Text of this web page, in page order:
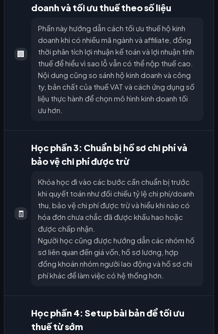
🏢
doanh và tối ưu thuế theo số liệu
Phần này hướng dẫn cách tối ưu thuế hộ kinh
doanh khi có nhiều mã ngành và affiliate, đồng
thời phân tích lợi nhuận kế toán và lợi nhuận tính
thuế để hiểu vì sao lỗ vẫn có thể nộp thuế cao.
Nội dung cũng so sánh hộ kinh doanh và công
ty, bản chất của thuế VAT và cách ứng dụng số
liệu thực hành để chọn mô hình kinh doanh tối
ưu hơn.
🧾
Học phần 3: Chuẩn bị hồ sơ chi phí và
bảo vệ chi phí được trừ
Khóa học đi vào các bước cần chuẩn bị trước
khi quyết toán như đối chiếu tỷ lệ chi phí/doanh
thu, bảo vệ chi phí được trừ và hiểu khi nào có
hóa đơn chưa chắc đã được khấu hao hoặc
được chấp nhận.
Người học cũng được hướng dẫn các nhóm hồ
sơ liên quan đến giá vốn, hồ sơ lương, hợp
đồng khoán nhóm người lao động và hồ sơ chi
phí khác để làm việc có hệ thống hơn.
Học phần 4: Setup bài bản để tối ưu
thuế từ sớm